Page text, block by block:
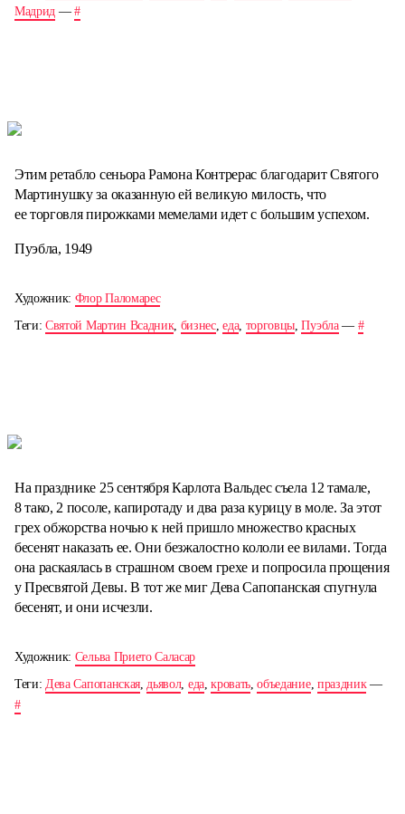
Мадрид —#
Этим ретабло сеньора Рамона Контрерас благодарит Святого
Мартинушку за оказанную ей великую милость, что
ее торговля пирожками мемелами идет с большим успехом.
Пуэбла, 1949
Художник: Флор Паломарес
Теги:Святой Мартин Всадник, бизнес,еда, торговцы ,Пуэбла— #
На празднике 25 сентября Карлота Вальдес съела 12 тамале,
8 тако, 2 посоле, капиротаду и два раза курицу в моле. За этот
грех обжорства ночью к ней пришло множество красных
бесенят наказать ее. Они безжалостно кололи ее вилами. Тогда
она раскаялась в страшном своем грехе и попросила прощения
у Пресвятой Девы. В тот же миг Дева Сапопанская спугнула
бесенят, и они исчезли.
Художник: Сельва Прието Саласар
Теги:Дева Сапопанская,дьявол, еда,кровать,объедание, праздник—
#